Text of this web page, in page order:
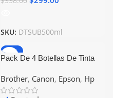
SKU: DTSUB500ml
-32%
Pack De 4 Botellas De Tinta
Con Epson Canon Brother Hp
Brother, Canon, Epson, Hp